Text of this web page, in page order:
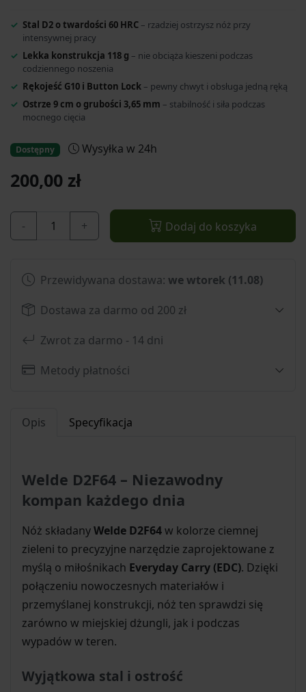
Stal D2 o twardości 60 HRC – rzadziej ostrzysz nóż przy
intensywnej pracy
Lekka konstrukcja 118 g – nie obciąża kieszeni podczas
codziennego noszenia
Rękojeść G10 i Button Lock – pewny chwyt i obsługa jedną ręką
Ostrze 9 cm o grubości 3,65 mm – stabilność i siła podczas
mocnego cięcia
Dostępny Wysyłka w 24h
200,00 zł
- + Dodaj do koszyka
Przewidywana dostawa: we wtorek (11.08)
Dostawa za darmo od 200 zł
Zwrot za darmo - 14 dni
Metody płatności
Opis Specyfikacja
Welde D2F64 – Niezawodny
kompan każdego dnia
Nóż składanyWelde D2F64w kolorze ciemnej
zieleni to precyzyjne narzędzie zaprojektowane z
myślą o miłośnikach Everyday Carry (EDC). Dzięki
połączeniu nowoczesnych materiałów i
przemyślanej konstrukcji, nóż ten sprawdzi się
zarówno w miejskiej dżungli, jak i podczas
wypadów w teren.
Wyjątkowa stal i ostrość